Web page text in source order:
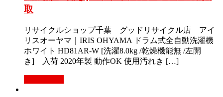
取
リサイクルショップ千葉 グッドリサイクル店 アイ
リスオーヤマ｜IRIS OHYAMA ドラム式全自動洗濯機
ホワイト HD81AR-W [洗濯8.0kg /乾燥機能無 /左開
き] 入荷 2020年製 動作OK 使用汚れき […]